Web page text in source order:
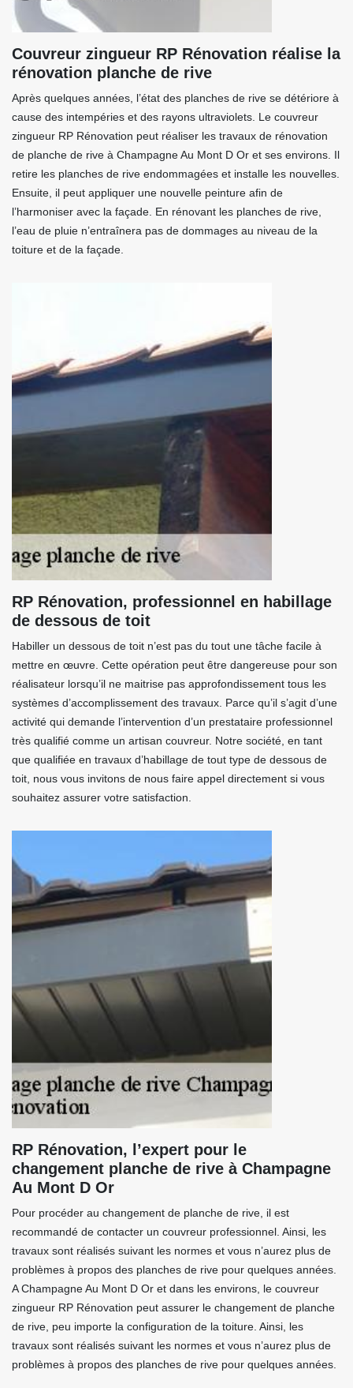
Couvreur zingueur RP Rénovation réalise la
rénovation planche de rive
Après quelques années, l’état des planches de rive se détériore à
cause des intempéries et des rayons ultraviolets. Le couvreur
zingueur RP Rénovation peut réaliser les travaux de rénovation
de planche de rive à Champagne Au Mont D Or et ses environs. Il
retire les planches de rive endommagées et installe les nouvelles.
Ensuite, il peut appliquer une nouvelle peinture afin de
l’harmoniser avec la façade. En rénovant les planches de rive,
l’eau de pluie n’entraînera pas de dommages au niveau de la
toiture et de la façade.
RP Rénovation, professionnel en habillage
de dessous de toit
Habiller un dessous de toit n’est pas du tout une tâche facile à
mettre en œuvre. Cette opération peut être dangereuse pour son
réalisateur lorsqu’il ne maitrise pas approfondissement tous les
systèmes d’accomplissement des travaux. Parce qu’il s’agit d’une
activité qui demande l’intervention d’un prestataire professionnel
très qualifié comme un artisan couvreur. Notre société, en tant
que qualifiée en travaux d’habillage de tout type de dessous de
toit, nous vous invitons de nous faire appel directement si vous
souhaitez assurer votre satisfaction.
RP Rénovation, l’expert pour le
changement planche de rive à Champagne
Au Mont D Or
Pour procéder au changement de planche de rive, il est
recommandé de contacter un couvreur professionnel. Ainsi, les
travaux sont réalisés suivant les normes et vous n’aurez plus de
problèmes à propos des planches de rive pour quelques années.
A Champagne Au Mont D Or et dans les environs, le couvreur
zingueur RP Rénovation peut assurer le changement de planche
de rive, peu importe la configuration de la toiture. Ainsi, les
travaux sont réalisés suivant les normes et vous n’aurez plus de
problèmes à propos des planches de rive pour quelques années.